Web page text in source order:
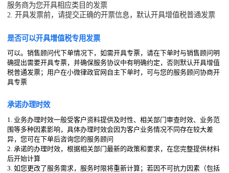
服务商为您开具相应类目的发票
2. 开具发票前，请提交正确的开票信息，默认开具增值税普通发票
是否可以开具增值税专用发票
可以。销售顾问代下单情况下，如需开具专票，请在下单时与销售顾问明
确提出需要开具专票，并确保服务协议中有明确约定，否则默认开具增值
税普通发票；用户在小微律政官网自主下单时，可与您的服务顾问协商开
具专票
承诺办理时效
1. 业务办理时效一般受客户资料提供及时性、相关部门审查时效、业务范
围等多种因素影响，具体办理时效会因为客户业务情况不同存在较大差
异，您可在下单后咨询您的服务顾问
2. 承诺的办理时效，根据相关部门最新的政策和要求，在您完整提供材料
后开始计算
3. 如您更改了服务需求，服务时限将重新计算；若因不可抗力因素（包括